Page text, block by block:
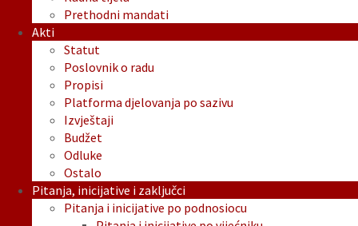
Prethodni mandati
Akti
Statut
Poslovnik o radu
Propisi
Platforma djelovanja po sazivu
Izvještaji
Budžet
Odluke
Ostalo
Pitanja, inicijative i zaključci
Pitanja i inicijative po podnosiocu